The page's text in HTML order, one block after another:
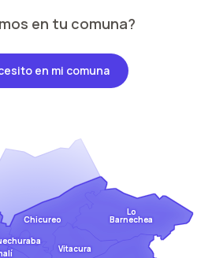
en tu comuna?
en mi comuna
Chicureo
Vitacura
Lo
Barnechea